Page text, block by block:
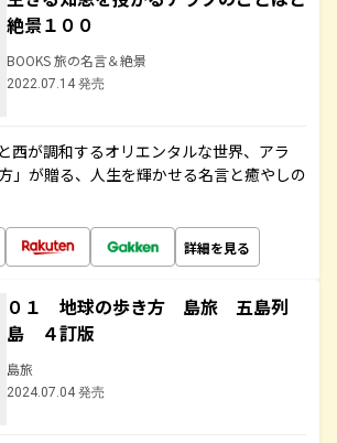
絶景１００
BOOKS 旅の名言＆絶景
2022.07.14 発売
西が調和するオリエンタルな世界、アラ
」が贈る、人生を輝かせる名言と癒やしの
詳細を見る
０１ 地球の歩き方 島旅 五島列
島 ４訂版
島旅
2024.07.04 発売